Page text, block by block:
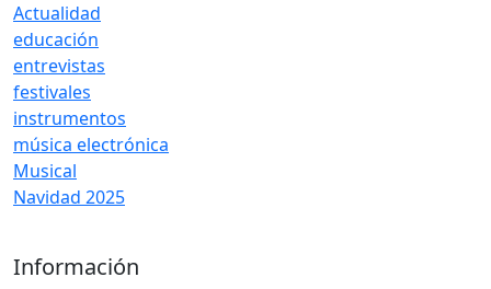
Actualidad
educación
entrevistas
festivales
instrumentos
música electrónica
Musical
Navidad 2025
Información